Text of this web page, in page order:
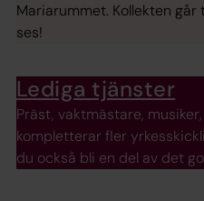
Mariarummet. Kollekten går
ses!
Lediga tjänster
Präst, vaktmästare,
kompletterar fler
du också bli en del av det